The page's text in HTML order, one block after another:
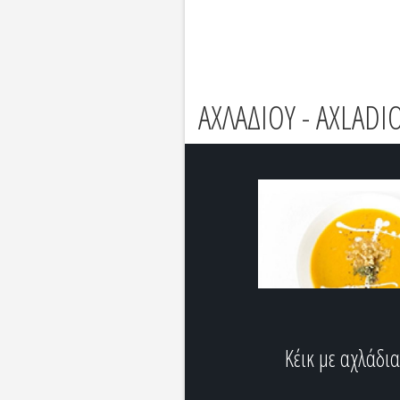
ΑΧΛΑΔΙΟΥ -
Κέικ με αχλάδια